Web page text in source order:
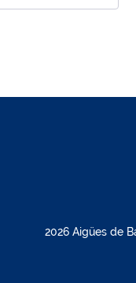
2026 Aigües de